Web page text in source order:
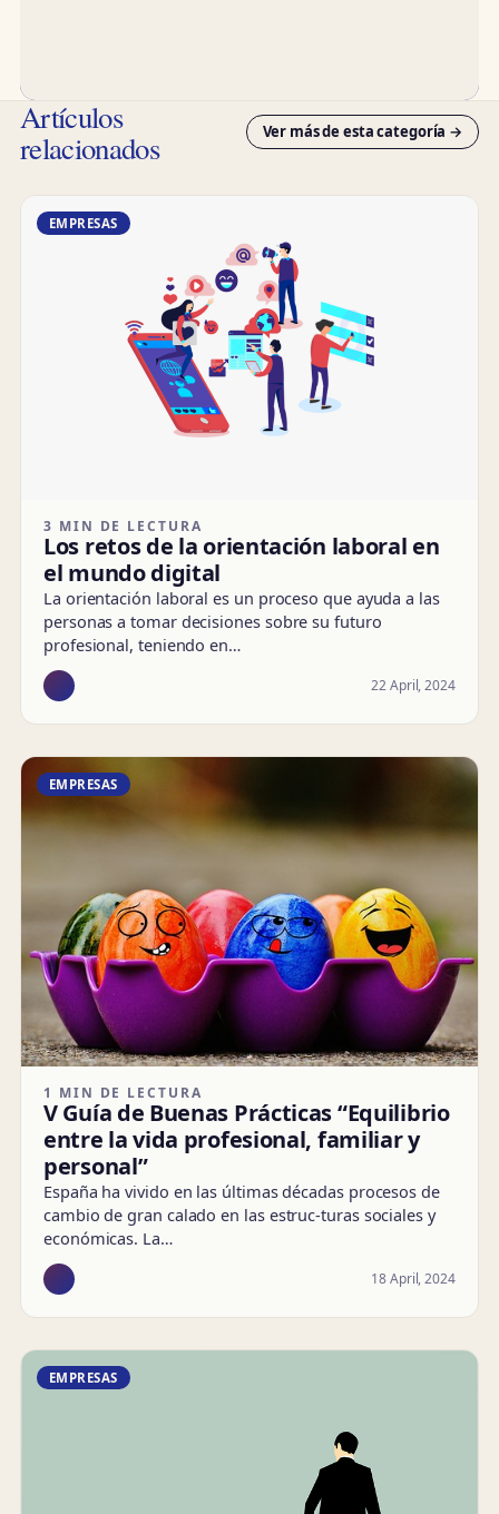
Artículos
relacionados Ver más de esta categoría →
EMPRESAS
3 MIN DE LECTURA
Los retos de la orientación laboral en
el mundo digital
La orientación laboral es un proceso que ayuda a las
personas a tomar decisiones sobre su futuro
profesional, teniendo en…
22 April, 2024
EMPRESAS
1 MIN DE LECTURA
V Guía de Buenas Prácticas “Equilibrio
entre la vida profesional, familiar y
personal”
España ha vivido en las últimas décadas procesos de
cambio de gran calado en las estruc-turas sociales y
económicas. La…
18 April, 2024
EMPRESAS